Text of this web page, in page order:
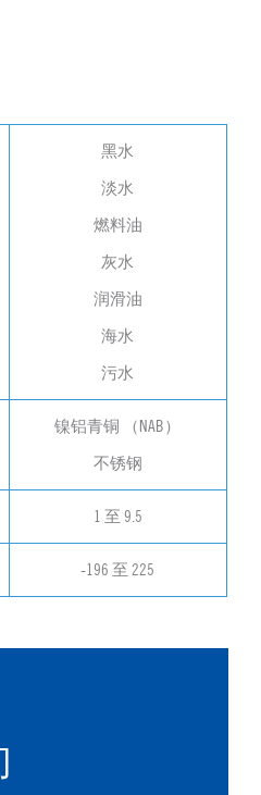
黑水
淡水
燃料油
灰水
润滑油
海水
污水
镍铝青铜 （NAB）
不锈钢
1 至 9.5
-196 至 225